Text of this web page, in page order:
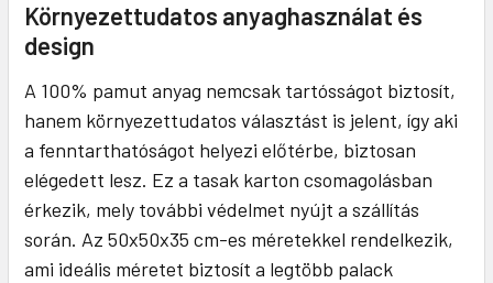
Környezettudatos anyaghasználat és
design
A 100% pamut anyag nemcsak tartósságot biztosít,
hanem környezettudatos választást is jelent, így aki
a fenntarthatóságot helyezi előtérbe, biztosan
elégedett lesz. Ez a tasak karton csomagolásban
érkezik, mely további védelmet nyújt a szállítás
során. Az 50x50x35 cm-es méretekkel rendelkezik,
ami ideális méretet biztosít a legtöbb palack